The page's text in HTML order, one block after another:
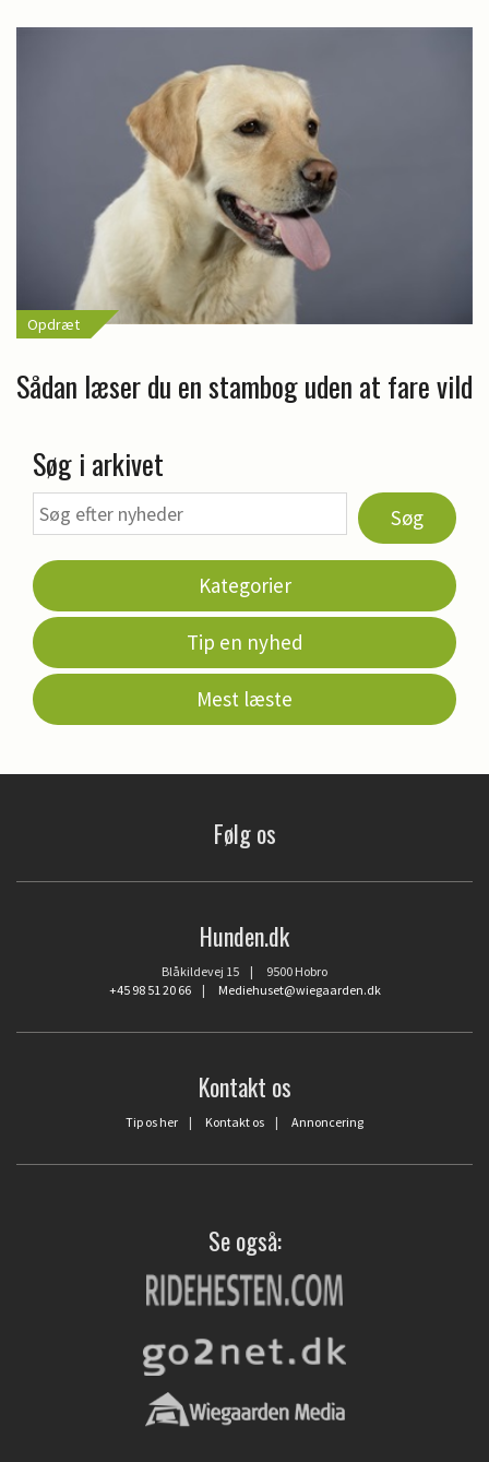
Opdræt
Sådan læser du en stambog uden at fare vild
Søg i arkivet
Søg
Kategorier
Tip en nyhed
Mest læste
Følg os
Hunden.dk
Blåkildevej 15 | 9500 Hobro
+45 98 51 20 66| Mediehuset@wiegaarden.dk
Kontakt os
Tip os her | Kontakt os | Annoncering
Se også: